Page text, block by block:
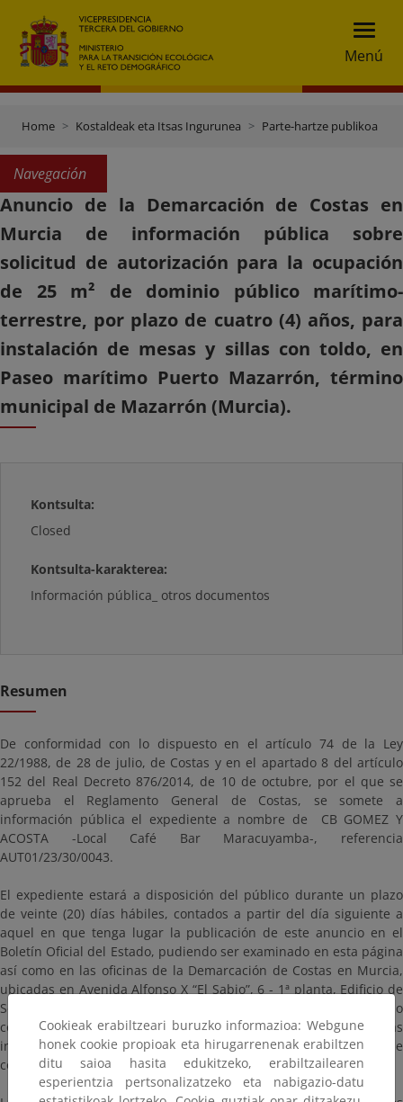
Menú
Home Kostaldeak eta Itsas Ingurunea Parte-hartze publikoa
Navegación
Anuncio de la Demarcación de Costas en
Murcia de información pública sobre
solicitud de autorización para la ocupación
de 25 m² de dominio público marítimo-
terrestre, por plazo de cuatro (4) años, para
instalación de mesas y sillas con toldo, en
Paseo marítimo Puerto Mazarrón, término
municipal de Mazarrón (Murcia).
Kontsulta:
Closed
Kontsulta-karakterea:
Información pública_ otros documentos
Resumen
De conformidad con lo dispuesto en el artículo 74 de la Ley
22/1988, de 28 de julio, de Costas y en el apartado 8 del artículo
152 del Real Decreto 876/2014, de 10 de octubre, por el que se
aprueba el Reglamento General de Costas, se somete a
información pública el expediente a nombre de CB GOMEZ Y
ACOSTA -Local Café Bar Maracuyamba-, referencia
AUT01/23/30/0043.
El expediente estará a disposición del público durante un plazo
de veinte (20) días hábiles, contados a partir del día siguiente a
aquel en que tenga lugar la publicación de este anuncio en el
Boletín Oficial del Estado, pudiendo ser examinado en esta página
así como en las oficinas de la Demarcación de Costas en Murcia,
ubicadas en Avenida Alfonso X “El Sabio”, 6 - 1ª planta, Edificio de
Servicios Múltiples, 30071, Murcia, en días hábiles y en horario
comprendido entre las 9:00 y las 14:00 horas. Para evitar esperas
innecesarias puede solicitar cita previa a través de la dirección de
correo electrónico bzn-dcmurcia@miteco.es
Cookieak erabiltzeari buruzko informazioa: Webgune
honek cookie propioak eta hirugarrenenak erabiltzen
ditu saioa hasita edukitzeko, erabiltzailearen
esperientzia pertsonalizatzeko eta nabigazio-datu